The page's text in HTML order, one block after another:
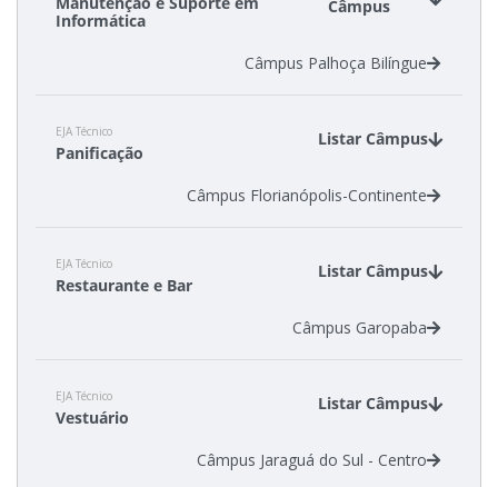
Informática
Câmpus
Câmpus Palhoça Bilíngue
EJA Técnico
Panificação
Listar Câmpus
Câmpus Florianópolis-Continente
EJA Técnico
Restaurante e Bar
Listar Câmpus
Câmpus Garopaba
EJA Técnico
Vestuário
Listar Câmpus
Câmpus Jaraguá do Sul - Centro